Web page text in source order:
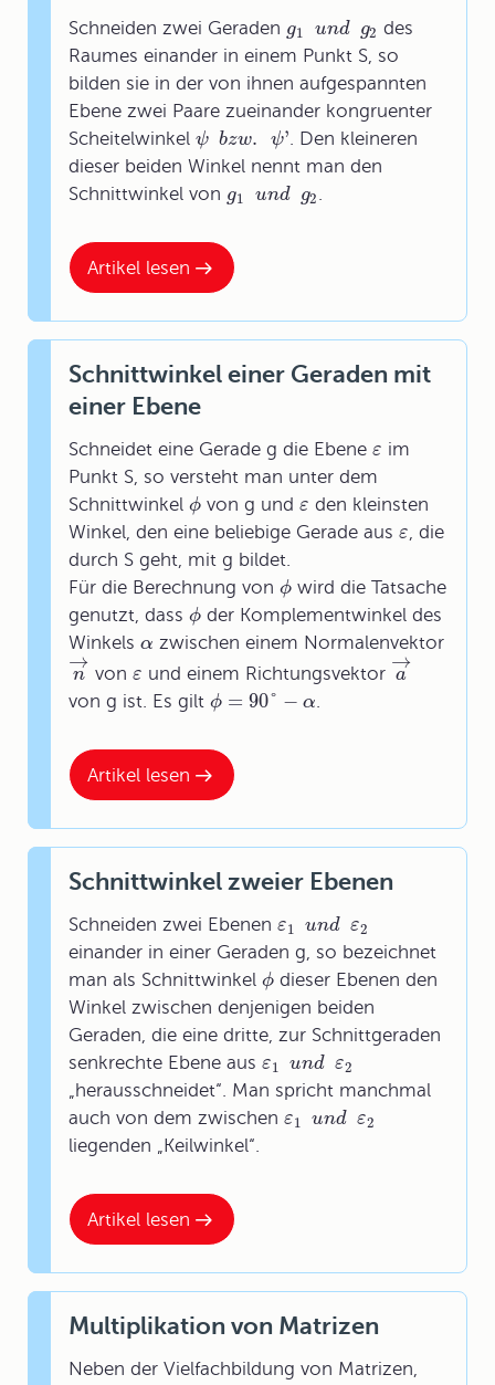
Artikel lesen
Schneiden zwei Geraden g1 und g2 des
Raumes einander in einem Punkt S, so
bilden sie in der von ihnen aufgespannten
Ebene zwei Paare zueinander kongruenter
Scheitelwinkel ψ bzw. ψ'. Den kleineren
dieser beiden Winkel nennt man den
Schnittwinkel von g1 und g2.
Artikel lesen
Schnittwinkel einer Geraden mit
einer Ebene
Schneidet eine Gerade g die Ebene ε im
Punkt S, so versteht man unter dem
Schnittwinkel ϕ von g undε den kleinsten
Winkel, den eine beliebige Gerade aus ε, die
durch S geht, mit g bildet.
Für die Berechnung von ϕ wird die Tatsache
genutzt, dass ϕ der Komplementwinkel des
Winkels α zwischen einem Normalenvektor
n
→
von ε und einem Richtungsvektor a
→
von g ist. Es gilt ϕ = 90° − α.
Artikel lesen
Schnittwinkel zweier Ebenen
Schneiden zwei Ebenen ε1 und ε2
einander in einer Geraden g, so bezeichnet
man als Schnittwinkel ϕ dieser Ebenen den
Winkel zwischen denjenigen beiden
Geraden, die eine dritte, zur Schnittgeraden
senkrechte Ebene aus ε1 und ε2
„herausschneidet“. Man spricht manchmal
auch von dem zwischen ε1 und ε2
liegenden „Keilwinkel“.
Multiplikation von Matrizen
Neben der Vielfachbildung von Matrizen,